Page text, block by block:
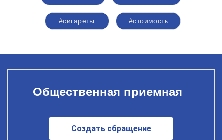
#сигареты #стоимость
Общественная приемная
Создать обращение